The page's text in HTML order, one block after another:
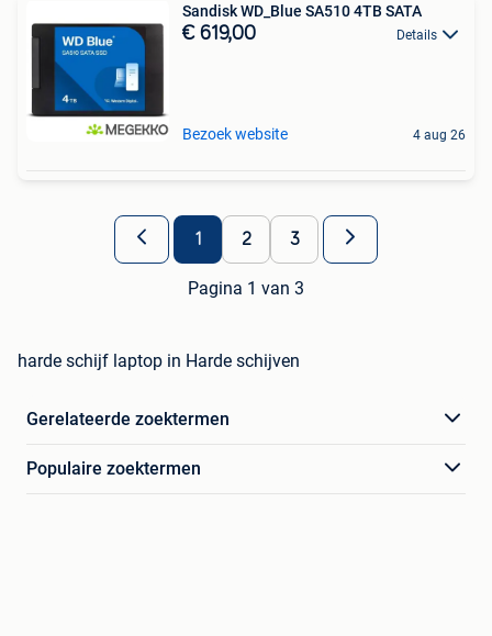
Sandisk WD_Blue SA510 4TB SATA
€ 619,00 Details
Bezoek website 4 aug 26
1 2 3
Pagina 1 van 3
harde schijf laptop in Harde schijven
Gerelateerde zoektermen
Populaire zoektermen